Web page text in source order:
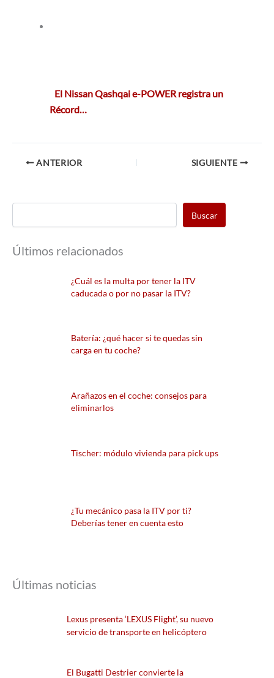
El Nissan Qashqai e-POWER registra un
Récord…
ANTERIOR SIGUIENTE
Buscar
Últimos relacionados
¿Cuál es la multa por tener la ITV
caducada o por no pasar la ITV?
Batería: ¿qué hacer si te quedas sin
carga en tu coche?
Arañazos en el coche: consejos para
eliminarlos
Tischer: módulo vivienda para pick ups
¿Tu mecánico pasa la ITV por ti?
Deberías tener en cuenta esto
Últimas noticias
Lexus presenta ‘LEXUS Flight’, su nuevo
servicio de transporte en helicóptero
El Bugatti Destrier convierte la